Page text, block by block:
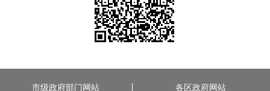
20260728-丰台新闻
20260724-丰台新闻
市级政府部门网站 各区政府网站